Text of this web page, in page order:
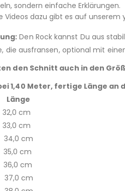
sondern einfache Erklärungen.
Videos dazu gibt es auf
Den Rock kannst Du aus
die ausfransen, optional mit
den Schnitt auch in den
1,40 Meter, fertige Länge an
Länge
cm
cm
cm
cm
cm
cm